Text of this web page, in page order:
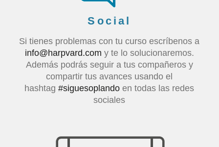
Social
Si tienes problemas con tu curso escríbenos a
info@harpvard.com y te lo solucionaremos.
Además podrás seguir a tus compañeros y
compartir tus avances usando el
hashtag#siguesoplando en todas las redes
sociales